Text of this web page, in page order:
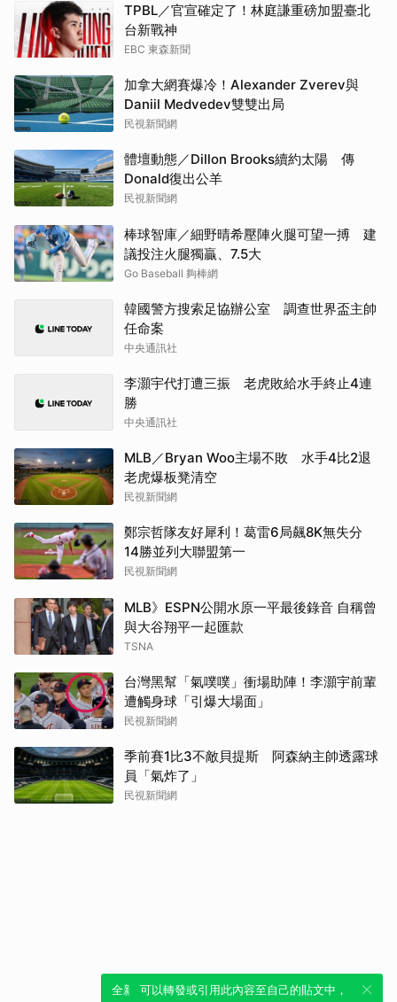
TPBL／官宣確定了！林庭謙重磅加盟臺北
台新戰神
EBC 東森新聞
加拿大網賽爆冷！Alexander Zverev與
Daniil Medvedev雙雙出局
民視新聞網
體壇動態／Dillon Brooks續約太陽 傳
Donald復出公羊
民視新聞網
棒球智庫／細野晴希壓陣火腿可望一搏 建
議投注火腿獨贏、7.5大
Go Baseball 夠棒網
韓國警方搜索足協辦公室 調查世界盃主帥
任命案
中央通訊社
李灝宇代打遭三振 老虎敗給水手終止4連
勝
中央通訊社
MLB／Bryan Woo主場不敗 水手4比2退
老虎爆板凳清空
民視新聞網
鄭宗哲隊友好犀利！葛雷6局飆8K無失分
14勝並列大聯盟第一
民視新聞網
MLB》ESPN公開水原一平最後錄音 自稱曾
與大谷翔平一起匯款
TSNA
台灣黑幫「氣噗噗」衝場助陣！李灝宇前輩
遭觸身球「引爆大場面」
民視新聞網
季前賽1比3不敵貝提斯 阿森納主帥透露球
員「氣炸了」
民視新聞網
全新體驗！一鍵引用此內容，透過發布貼
可以轉發或引用此內容至自己的貼文中，